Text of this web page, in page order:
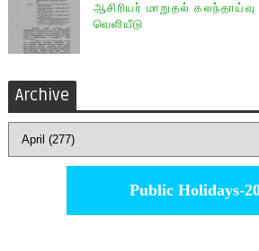
ஆசிரியர் மாறுதல்
வெளியீடு
Archive
Public Holidays-